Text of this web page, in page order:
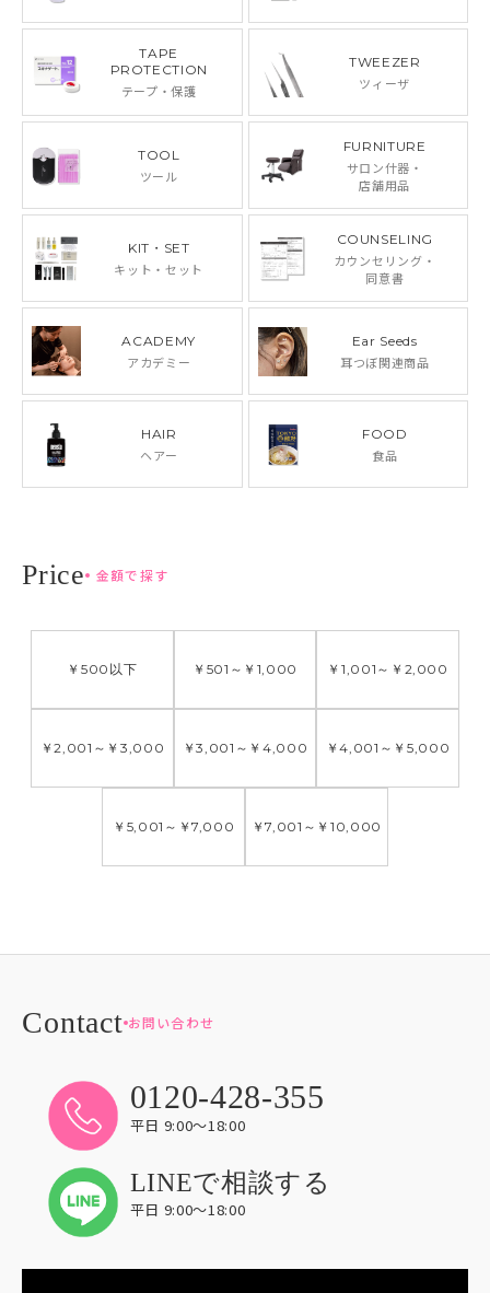
TAPE
PROTECTION
テープ・保護
TWEEZER
ツィーザ
TOOL
ツール
FURNITURE
サロン什器・
店舗用品
KIT・SET
キット・セット
COUNSELING
カウンセリング・
同意書
ACADEMY
アカデミー
Ear Seeds
耳つぼ関連商品
HAIR
ヘアー
FOOD
食品
金額で探す
￥500 以下 ￥501 ～ ￥1,000 ￥1,001 ～ ￥2,000
￥2,001 ～ ￥3,000 ￥3,001 ～ ￥4,000 ￥4,001 ～ ￥5,000
￥5,001 ～ ￥7,000 ￥7,001 ～ ￥10,000
お問い合わせ
0120-428-355
平日 9:00〜18:00
LINEで相談する
平日 9:00〜18:00